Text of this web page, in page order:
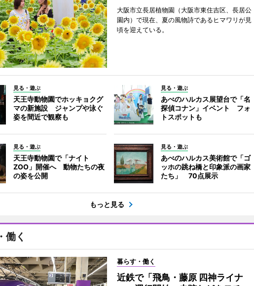
大阪市立長居植物園（大阪市東住吉区、長居公
園内）で現在、夏の風物詩であるヒマワリが見
頃を迎えている。
見る・遊ぶ
天王寺動物園でホッキョクグ
マの新施設 ジャンプや泳ぐ
姿を間近で観察も
見る・遊ぶ
あべのハルカス展望台で「名
探偵コナン」イベント フォ
トスポットも
見る・遊ぶ
天王寺動物園で「ナイト
ZOO」開催へ 動物たちの夜
の姿を公開
見る・遊ぶ
あべのハルカス美術館で「ゴ
ッホの跳ね橋と印象派の画家
たち」 70点展示
もっと見る
働く
暮らす・働く
近鉄で「飛鳥・藤原 四神ライナ